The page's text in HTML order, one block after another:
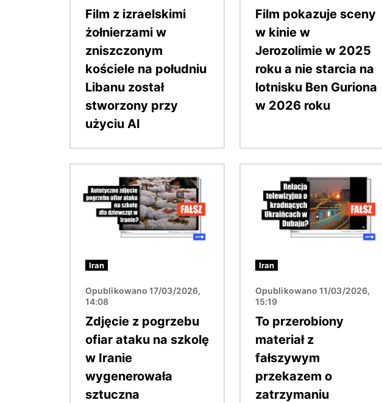
Film z izraelskimi
żołnierzami w
zniszczonym
kościele na południu
Libanu został
stworzony przy
użyciu AI
Film pokazuje sceny
w kinie w
Jerozolimie w 2025
roku a nie starcia na
lotnisku Ben Guriona
w 2026 roku
Iran
Opublikowano 17/03/2026,
14:08
Zdjęcie z pogrzebu
ofiar ataku na szkolę
w Iranie
wygenerowała
sztuczna
Iran
Opublikowano 11/03/2026,
15:19
To przerobiony
materiał z
fałszywym
przekazem o
zatrzymaniu